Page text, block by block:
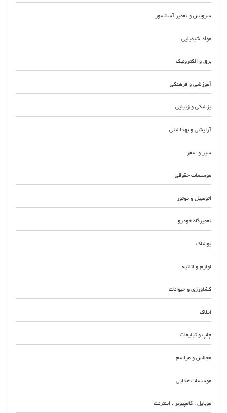
سرویس و تعمیر آسانسور
مواد شیمیایی
برق و الکترونیک
آموزشی و فرهنگی
پزشکی و زیبایی
آرایشی و بهداشتی
سیر و سفر
موسسات حقوقی
اتومبیل و موتور
تعمیرگاه خودرو
پوشاک
لوازم و اثاثیه
کشاورزی و حیوانات
املاک
چاپ و تبلیغات
مجالس و مراسم
موسسات غذایی
موبایل . کامپیوتر . اینترنت